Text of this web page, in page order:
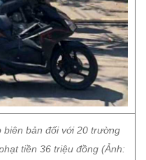
biên bản đối với 20 trường
tiền 36 triệu đồng (Ảnh: